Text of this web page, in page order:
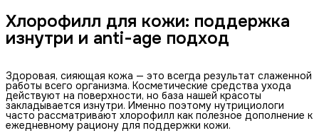
Хлорофилл для кожи: поддержка
изнутри и anti-age подход
Здоровая, сияющая кожа — это всегда результат слаженной
работы всего организма. Косметические средства ухода
действуют на поверхности, но база нашей красоты
закладывается изнутри. Именно поэтому нутрициологи
часто рассматривают хлорофилл как полезное дополнение к
ежедневному рациону для поддержки кожи.